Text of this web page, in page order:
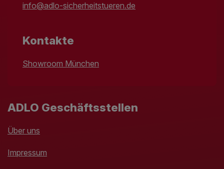
info@adlo-sicherheitstueren.de
Kontakte
Showroom München
ADLO Geschäftsstellen
Über uns
Impressum